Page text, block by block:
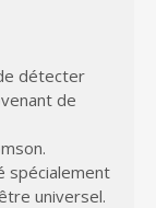
détecter
de
spécialement
universel.